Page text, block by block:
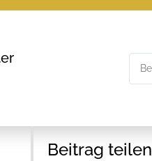
Beitrag teilen